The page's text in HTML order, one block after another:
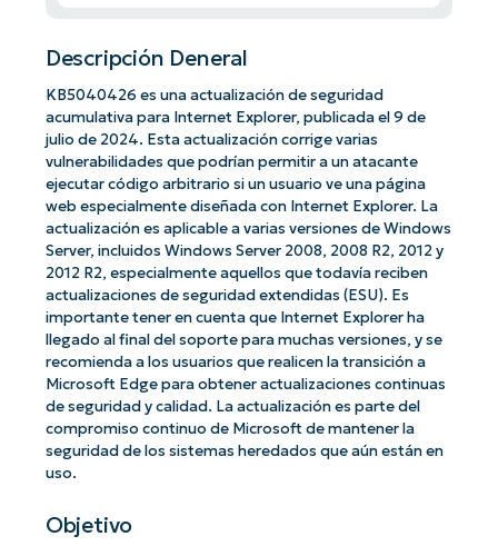
Descripción Deneral
KB5040426 es una actualización de seguridad
acumulativa para Internet Explorer, publicada el 9 de
julio de 2024. Esta actualización corrige varias
vulnerabilidades que podrían permitir a un atacante
ejecutar código arbitrario si un usuario ve una página
web especialmente diseñada con Internet Explorer. La
actualización es aplicable a varias versiones de Windows
Server, incluidos Windows Server 2008, 2008 R2, 2012 y
2012 R2, especialmente aquellos que todavía reciben
actualizaciones de seguridad extendidas (ESU). Es
importante tener en cuenta que Internet Explorer ha
llegado al final del soporte para muchas versiones, y se
recomienda a los usuarios que realicen la transición a
Microsoft Edge para obtener actualizaciones continuas
de seguridad y calidad. La actualización es parte del
compromiso continuo de Microsoft de mantener la
seguridad de los sistemas heredados que aún están en
uso.
Objetivo